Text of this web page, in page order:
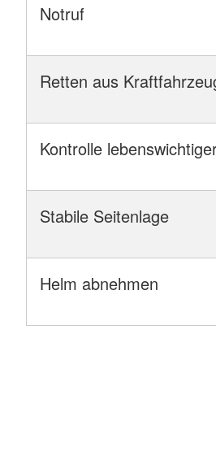
Notruf
Retten aus
Kontrolle
Stabile Seitenlage
Helm abnehmen